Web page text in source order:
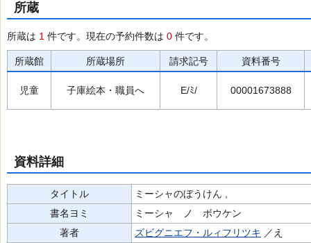
所蔵
所蔵は 1 件です。現在の予約件数は 0 件です。
所蔵館 所蔵場所 請求記号 資料番号
児童 子庫絵本・職員へ E/ﾐ/ 00001673888
資料詳細
タイトル
ミーシャのぼうけん ,
書名ヨミ
ミーシャ ノ ボウケン
著者
ズビグニエフ・ルィフリツキ ／え